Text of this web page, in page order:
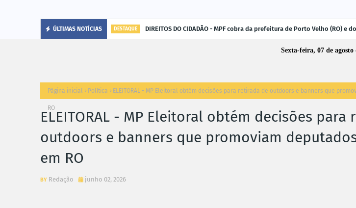
ÚLTIMAS NOTÍCIAS DESTAQUE DIREITOS DO CIDADÃO - MPF cobra da prefeitura de Porto Velho (RO)
Sexta-feira, 07 de agosto
Página inicial Política ELEITORAL - MP Eleitoral obtém decisões para retirada de outdoors e banners que
RO
ELEITORAL - MP Eleitoral obtém decisões para
outdoors e banners que promoviam
em RO
Redação junho 02, 2026